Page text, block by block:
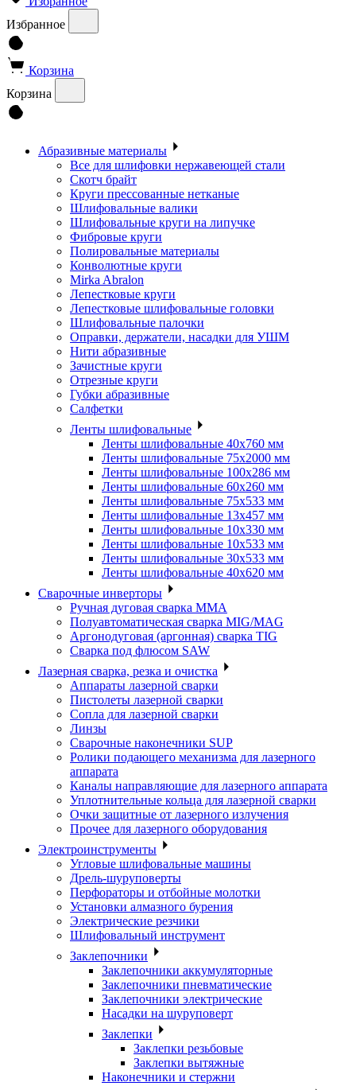
Избранное
Корзина
Корзина
Абразивные материалы
Все для шлифовки нержавеющей стали
Скотч брайт
Круги прессованные нетканые
Шлифовальные валики
Шлифовальные круги на липучке
Фибровые круги
Полировальные материалы
Конволютные круги
Mirka Abralon
Лепестковые круги
Лепестковые шлифовальные головки
Шлифовальные палочки
Оправки, держатели, насадки для УШМ
Нити абразивные
Зачистные круги
Отрезные круги
Губки абразивные
Салфетки
Ленты шлифовальные
Ленты шлифовальные 40х760 мм
Ленты шлифовальные 75х2000 мм
Ленты шлифовальные 100х286 мм
Ленты шлифовальные 60х260 мм
Ленты шлифовальные 75х533 мм
Ленты шлифовальные 13х457 мм
Ленты шлифовальные 10х330 мм
Ленты шлифовальные 10х533 мм
Ленты шлифовальные 30х533 мм
Ленты шлифовальные 40х620 мм
Сварочные инверторы
Ручная дуговая сварка MMA
Полуавтоматическая сварка MIG/MAG
Аргонодуговая (аргонная) сварка TIG
Сварка под флюсом SAW
Лазерная сварка, резка и очистка
Аппараты лазерной сварки
Пистолеты лазерной сварки
Сопла для лазерной сварки
Линзы
Сварочные наконечники SUP
Ролики подающего механизма для лазерного
аппарата
Каналы направляющие для лазерного аппарата
Уплотнительные кольца для лазерной сварки
Очки защитные от лазерного излучения
Прочее для лазерного оборудования
Электроинструменты
Угловые шлифовальные машины
Дрель-шуруповерты
Перфораторы и отбойные молотки
Установки алмазного бурения
Электрические резчики
Шлифовальный инструмент
Заклепочники
Заклепочники аккумуляторные
Заклепочники пневматические
Заклепочники электрические
Насадки на шуруповерт
Заклепки
Заклепки резьбовые
Заклепки вытяжные
Наконечники и стержни